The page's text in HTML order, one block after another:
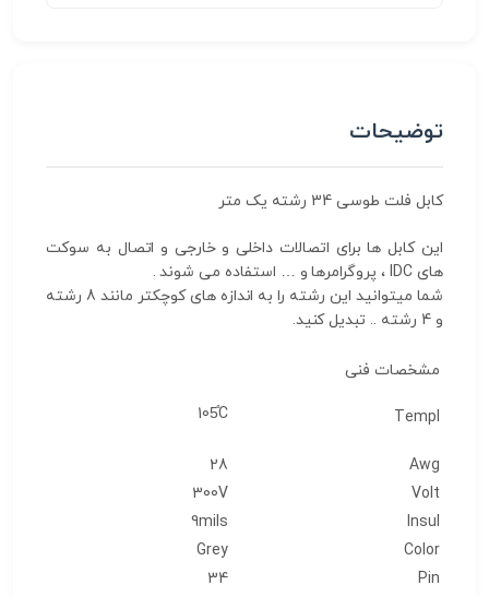
توضیحات
کابل فلت طوسی 34 رشته یک متر
این کابل ها برای اتصالات داخلی و خارجی و اتصال به سوکت
های IDC ، پروگرامرها و … استفاده می شوند .
شما میتوانید این رشته را به اندازه های کوچکتر مانند 8 رشته
و 4 رشته .. تبدیل کنید.
مشخصات فنی
Templ
105̊C
Awg
28
Volt
300V
Insul
9mils
Color
Grey
Pin
34